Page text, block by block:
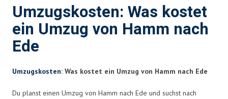
Umzugskosten: Was kostet
ein Umzug von Hamm nach
Ede
Umzugskosten: Was kostet ein Umzug von Hamm nach Ede
Du planst einen Umzug von Hamm nach Ede und suchst nach